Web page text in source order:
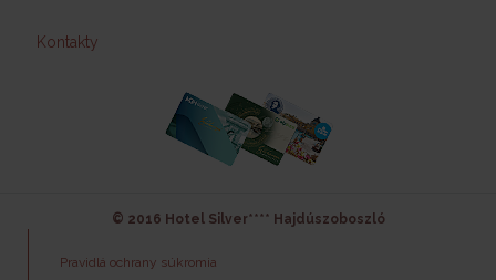
Kontakty
© 2016 Hotel Silver**** Hajdúszoboszló
Pravidlá ochrany súkromia